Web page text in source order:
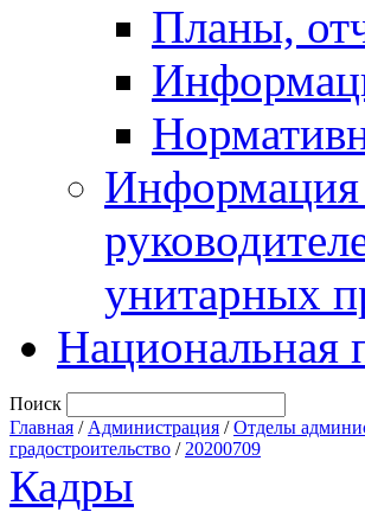
Планы,
Информация
унитарных
Национальная
Поиск
Главная / Администрация /Отделы
градостроительство / 20200709
Кадры